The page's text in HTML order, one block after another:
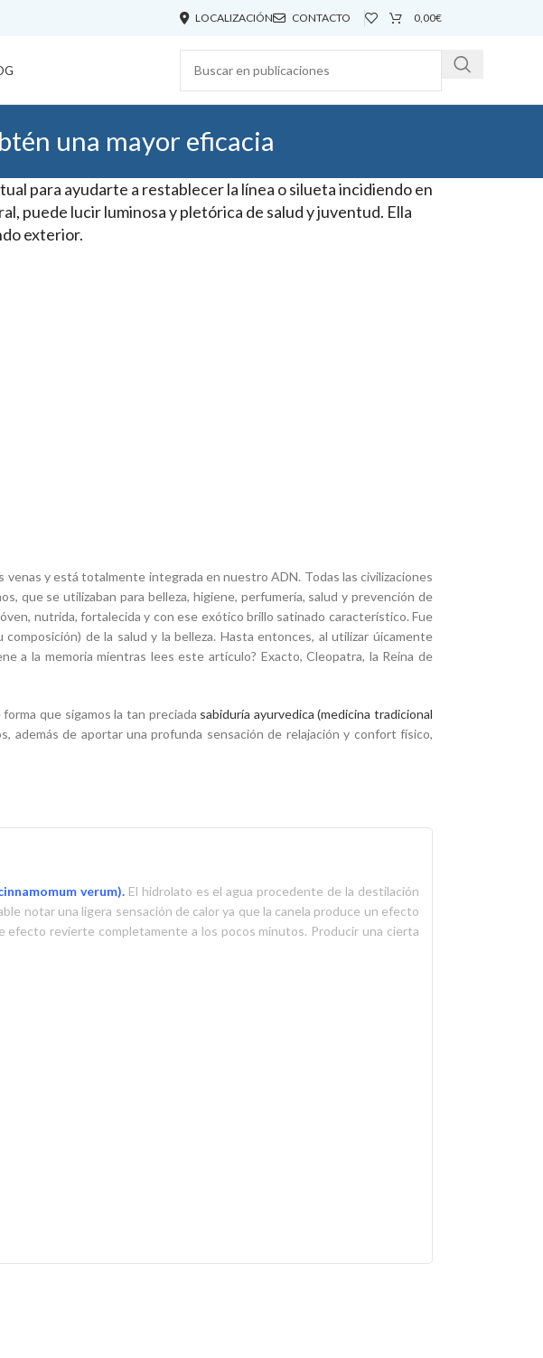
LOCALIZACIÓN CONTACTO 0,00€
una mayor eficacia
para ayudarte a restablecer la línea o silueta incidiendo en
puede lucir luminosa y pletórica de salud y juventud. Ella
exterior.
y está totalmente integrada en nuestro ADN. Todas las civilizaciones
que se utilizaban para belleza, higiene, perfumería, salud y prevención de
nutrida, fortalecida y con ese exótico brillo satinado característico. Fue
de la salud y la belleza. Hasta entonces, al utilizar úicamente
la memoria mientras lees este artículo? Exacto, Cleopatra, la Reina de
que sigamos la tan preciada sabiduría ayurvedica (medicina tradicional
además de aportar una profunda sensación de relajación y confort físico,
verum).El hidrolato es el agua procedente de la destilación
notar una ligera sensación de calor ya que la canela produce un efecto
efecto revierte completamente a los pocos minutos. Producir una cierta